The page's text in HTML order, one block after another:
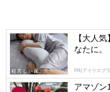
【大人
なたに。
PR(アイリスプ
アマゾン